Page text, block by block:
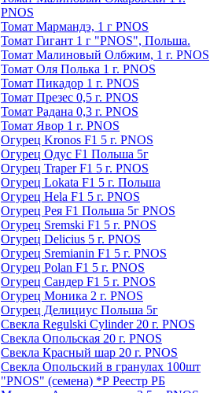
PNOS
Томат Мармандэ, 1 г PNOS
Томат Гигант 1 г "PNOS", Польша.
Томат Малиновый Олбжим, 1 г. PNOS
Томат Оля Полька 1 г. PNOS
Томат Пикадор 1 г. PNOS
Томат Презес 0,5 г. PNOS
Toмaт Рaдaнa 0,3 г. PNOS
Томат Явор 1 г. PNOS
Огурец Kronos F1 5 г. PNOS
Огурец Одус F1 Польша 5г
Огурец Traper F1 5 г. PNOS
Огурец Lokata F1 5 г. Польша
Огурец Hela F1 5 г. PNOS
Огурец Рея F1 Польша 5г PNOS
Огурец Sremski F1 5 г. PNOS
Огурец Delicius 5 г. PNOS
Огурец Sremianin F1 5 г. PNOS
Огурец Polan F1 5 г. PNOS
Огурец Сандер F1 5 г. PNOS
Огурец Моника 2 г. PNOS
Огурец Делициус Польша 5г
Свекла Regulski Cylinder 20 г. PNOS
Свекла Опольская 20 г. PNOS
Свекла Красный шар 20 г. PNOS
Свекла Опольский в гранулах 100шт
"PNOS" (семена) *Р Реестр РБ